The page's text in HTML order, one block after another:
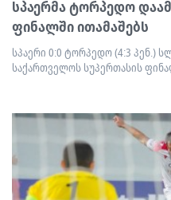
სპაერმა ტორპედო
ფინალში ითამაშებს
სპაერი 0:0 ტორპედო (4:3 პენ.)
საქართველოს სუპერთასის